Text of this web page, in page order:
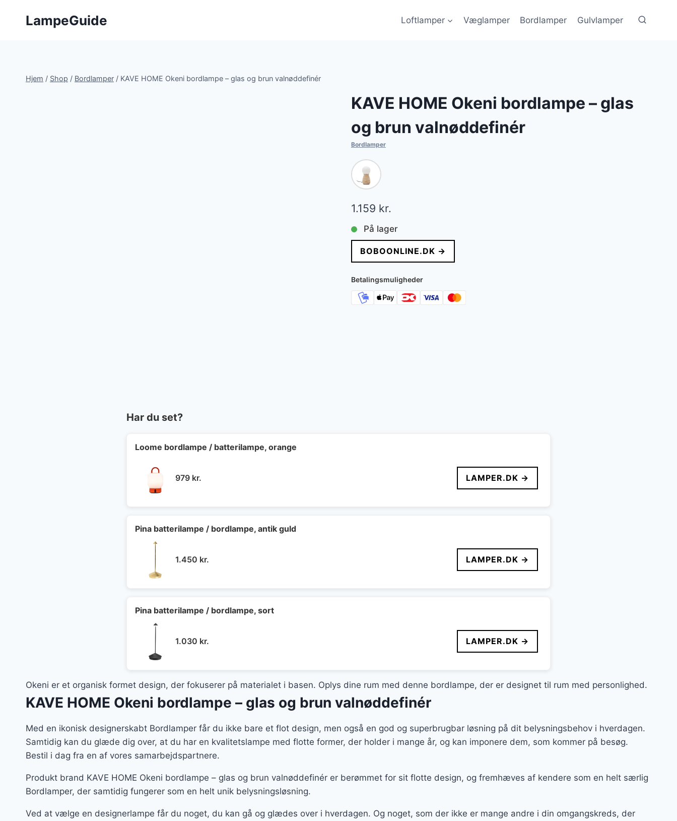
LampeGuide Loftlamper Væglamper Bordlamper Gulvlamper
Hjem / Shop / Bordlamper / KAVE HOME Okeni bordlampe – glas og brun valnøddefinér
KAVE HOME Okeni bordlampe – glas
og brun valnøddefinér
Bordlamper
1.159 kr.
På lager
BOBOONLINE.DK →
Betalingsmuligheder
Har du set?
Loome bordlampe / batterilampe, orange
979 kr. LAMPER.DK →
Pina batterilampe / bordlampe, antik guld
1.450 kr. LAMPER.DK →
Pina batterilampe / bordlampe, sort
1.030 kr. LAMPER.DK →
Okeni er et organisk formet design, der fokuserer på materialet i basen. Oplys dine rum med denne bordlampe, der er designet til rum med personlighed.
KAVE HOME Okeni bordlampe – glas og brun valnøddefinér
Med en ikonisk designerskabt Bordlamper får du ikke bare et flot design, men også en god og superbrugbar løsning på dit belysningsbehov i hverdagen.
Samtidig kan du glæde dig over, at du har en kvalitetslampe med flotte former, der holder i mange år, og kan imponere dem, som kommer på besøg.
Bestil i dag fra en af vores samarbejdspartnere.
Produkt brand KAVE HOME Okeni bordlampe – glas og brun valnøddefinér er berømmet for sit flotte design, og fremhæves af kendere som en helt særlig
Bordlamper, der samtidig fungerer som en helt unik belysningsløsning.
Ved at vælge en designerlampe får du noget, du kan gå og glædes over i hverdagen. Og noget, som der ikke er mange andre i din omgangskreds, der